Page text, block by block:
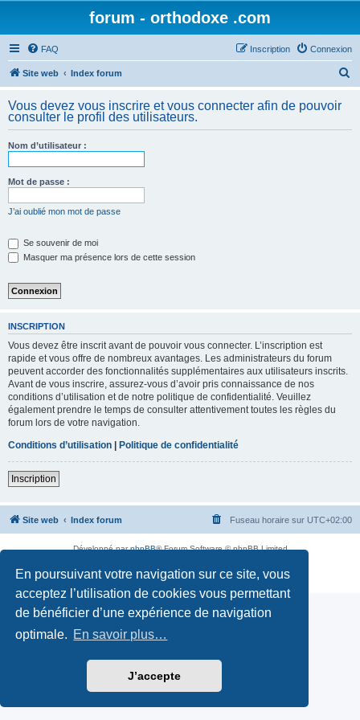
En poursuivant votre navigation sur ce site, vous
acceptez l’utilisation de cookies vous permettant
de bénéficier d’une expérience de navigation
optimale. En savoir plus…
J’accepte
forum - orthodoxe .com
FAQ Connexion
Inscription
Site web Index forum
h
Vous devez vous inscrire et vous connecter afin de pouvoir
consulter le profil des utilisateurs.
Nom d’utilisateur :
Mot de passe :
J’ai oublié mon mot de passe
Se souvenir de moi
Masquer ma présence lors de cette session
INSCRIPTION
Vous devez être inscrit avant de pouvoir vous connecter. L’inscription est
rapide et vous offre de nombreux avantages. Les administrateurs du forum
peuvent accorder des fonctionnalités supplémentaires aux utilisateurs inscrits.
Avant de vous inscrire, assurez-vous d’avoir pris connaissance de nos
conditions d’utilisation et de notre politique de confidentialité. Veuillez
également prendre le temps de consulter attentivement toutes les règles du
forum lors de votre navigation.
Conditions d’utilisation | Politique de confidentialité
Inscription
Site web Index forum Fuseau horaire sur UTC+02:00
Développé parphpBB® Forum Software © phpBB Limited
Confidentialité| Conditions